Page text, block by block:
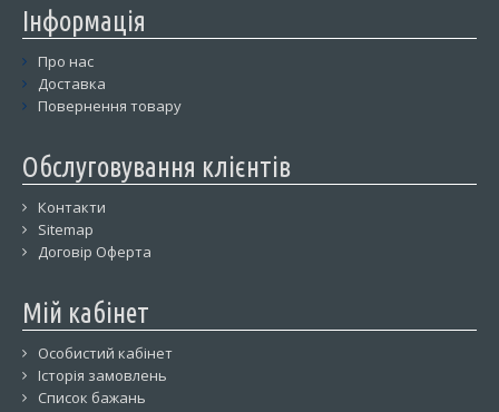
Інформація
Про нас
Доставка
Повернення товару
Обслуговування клієнтів
Контакти
Sitemap
Договір Оферта
Мій кабінет
Особистий кабінет
Історія замовлень
Список бажань